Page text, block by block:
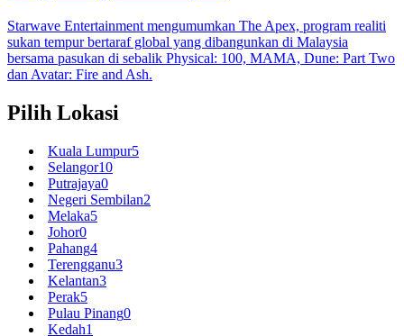
Starwave Entertainment mengumumkan The Apex, program realiti
sukan tempur bertaraf global yang dibangunkan di Malaysia
bersama pasukan di sebalik Physical: 100, MAMA, Dune: Part Two
dan Avatar: Fire and Ash.
Pilih Lokasi
Kuala Lumpur5
Selangor10
Putrajaya0
Negeri Sembilan2
Melaka5
Johor0
Pahang4
Terengganu3
Kelantan3
Perak5
Pulau Pinang0
Kedah1